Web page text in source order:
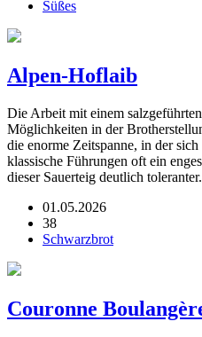
Süßes
Alpen-Hoflaib
Die Arbeit mit einem
Möglichkeiten in der
die enorme Zeitspanne, in der
klassische Führungen oft ein
dieser Sauerteig deutlich toleranter.
01.05.2026
38
Schwarzbrot
Couronne